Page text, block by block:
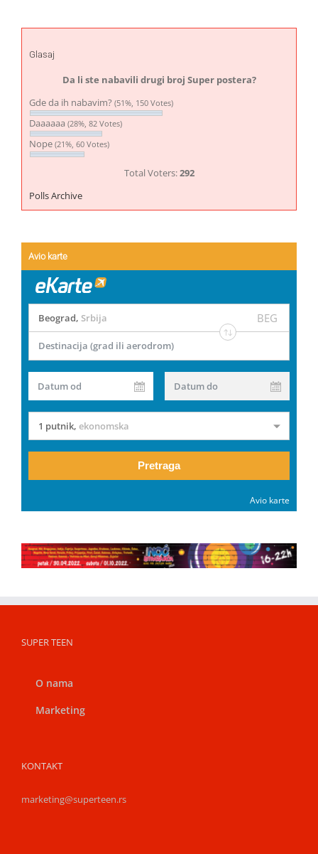
Glasaj
Da li ste nabavili drugi broj Super postera?
Gde da ih nabavim? (51%, 150 Votes)
Daaaaaa (28%, 82 Votes)
Nope (21%, 60 Votes)
Total Voters:292
Polls Archive
Avio karte
Beograd, Srbija BEG
Destinacija (grad ili aerodrom)
Datum od Datum do
1 putnik, ekonomska
Pretraga
Avio karte
SUPER TEEN
O nama
Marketing
KONTAKT
marketing@superteen.rs